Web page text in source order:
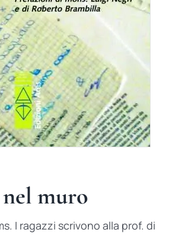
muro
I ragazzi scrivono alla prof. di